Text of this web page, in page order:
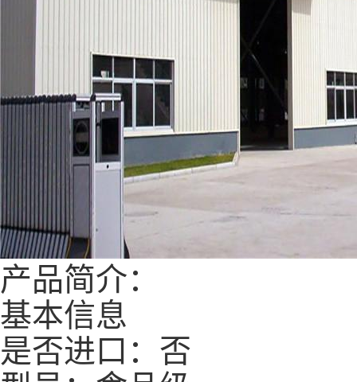
产品简介：
基本信息
是否进口：否